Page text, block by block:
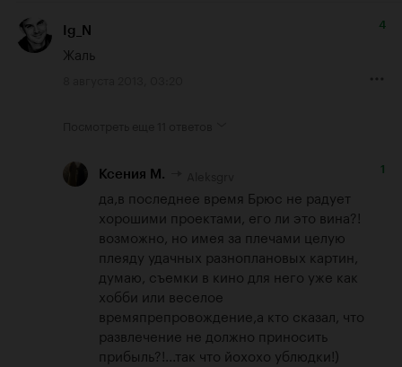
Ig_N 4
Жаль
Ксения М. 1
да,в последнее время Брюс не радует
хорошими проектами, его ли это вина?!
возможно, но имея за плечами целую
плеяду удачных разноплановых картин,
думаю, съемки в кино для него уже как
хобби или веселое
времяпрепровождение,а кто сказал, что
развлечение не должно приносить
прибыль?!...так что йохохо ублюдки!)